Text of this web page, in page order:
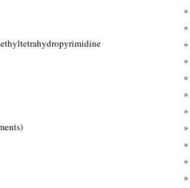
»
»
»
»
»
»
»
»
»
»
»